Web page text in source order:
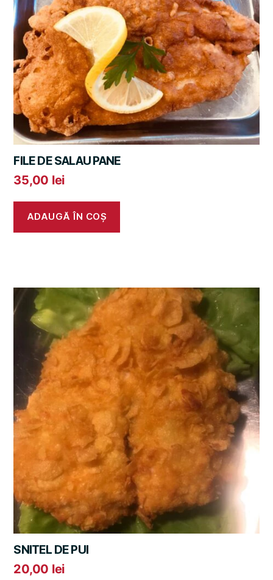
FILE DE SALAU PANE
35,00 lei
ADAUGĂ ÎN COȘ
SNITEL DE PUI
20,00 lei